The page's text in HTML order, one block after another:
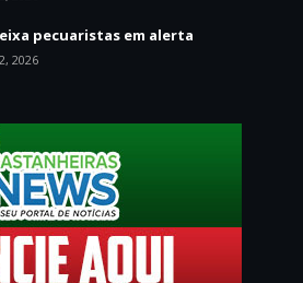
pecuaristas em alerta
2026